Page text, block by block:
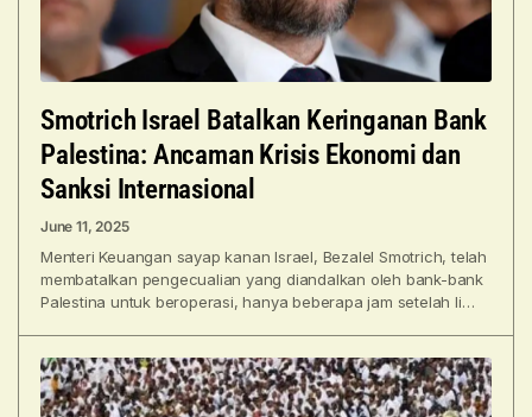
Smotrich Israel Batalkan Keringanan Bank
Palestina: Ancaman Krisis Ekonomi dan
Sanksi Internasional
June 11, 2025
Menteri Keuangan sayap kanan Israel, Bezalel Smotrich, telah
membatalkan pengecualian yang diandalkan oleh bank-bank
Palestina untuk beroperasi, hanya beberapa jam setelah lima